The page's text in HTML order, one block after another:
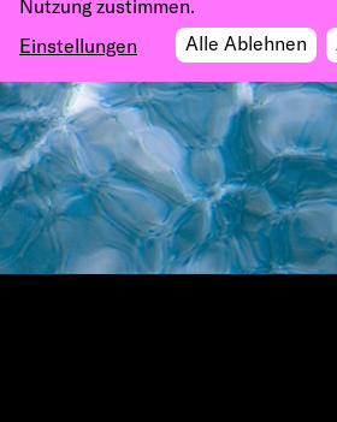
Nutzung zustimmen.
Einstellungen
Alle Ablehnen